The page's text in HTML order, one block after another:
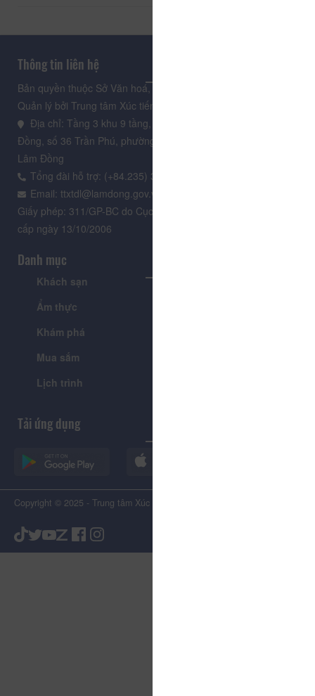
Thông tin liên hệ
Bản quyền thuộc Sở Văn hoá, Thể thao và Du lịch Lâm Đồng.
Quản lý bởi Trung tâm Xúc tiến Du lịch Lâm Đồng
Địa chỉ: Tầng 3 khu 9 tầng, Trung tâm Hành chính tỉnh Lâm
Đồng, số 36 Trần Phú, phường Xuân Hương - Đà Lạt, tỉnh
Lâm Đồng
Tổng đài hỗ trợ: (+84.235) 3.916.961
Email: ttxtdl@lamdong.gov.vn
Giấy phép: 311/GP-BC do Cục Báo chí - Bộ Văn hóa Thông tin
cấp ngày 13/10/2006
Danh mục
Khách sạn
Ẩm thực
Khám phá
Mua sắm
Lịch trình
Tải ứng dụng
Copyright © 2025 - Trung tâm Xúc tiến Du lịch Tỉnh Lâm Đồng